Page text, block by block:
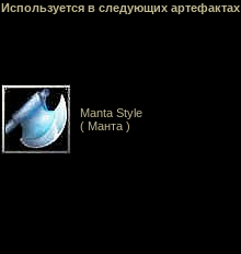
Используется в следующих артефактах
Manta Style
( Манта )